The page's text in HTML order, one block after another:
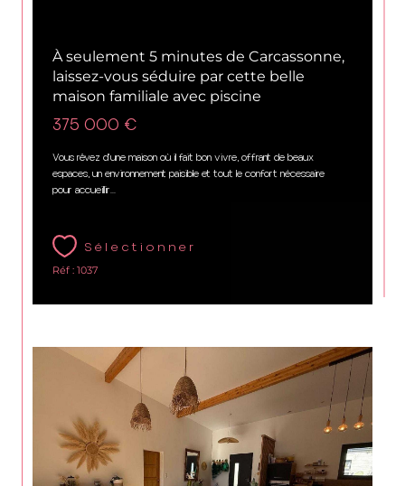
À seulement 5 minutes de Carcassonne,
laissez-vous séduire par cette belle
maison familiale avec piscine
375 000 €
Vous rêvez d'une maison où il fait bon vivre, offrant de beaux
espaces, un environnement paisible et tout le confort nécessaire
pour accueillir...
Sélectionner
Réf : 1037